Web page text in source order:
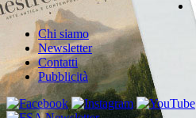
Chi siamo
Newsletter
Contatti
Pubblicità